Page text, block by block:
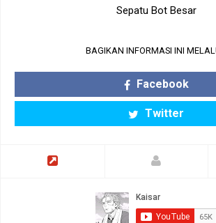
Sepatu Bot Besar
BAGIKAN INFORMASI INI
Facebook
Twitter